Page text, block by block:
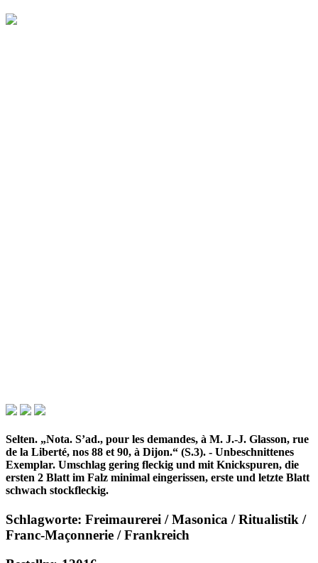
Selten. „Nota. S’ad., pour les demandes, à M. J.-J. Glasson, rue
de la Liberté, nos 88 et 90, à Dijon.“ (S.3). - Unbeschnittenes
Exemplar. Umschlag gering fleckig und mit Knickspuren, die
ersten 2 Blatt im Falz minimal eingerissen, erste und letzte Blatt
schwach stockfleckig.
Schlagworte: Freimaurerei / Masonica / Ritualistik /
Franc-Maçonnerie / Frankreich